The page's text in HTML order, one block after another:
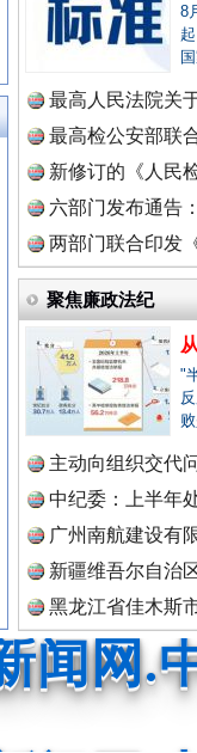
8
最高人民法院关
法典》..
最高检公安部联
周岁未..
新修订的《人民
布
六部门发布通告
两部门联合印发
定》
聚焦廉政法纪
"
主动向组织交代
李富民..
中纪委：上半年
广州南航建设有
新疆维吾尔自治
黑龙江省佳木斯
闻网.
闻网.
闻网.
闻网.
闻网.
闻网.
闻网.
高回报